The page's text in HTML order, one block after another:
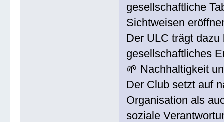
gesellschaftliche
Sichtweisen
Der ULC trägt
gesellschaftliches
🌱 Nachhaltigkeit
Der Club setzt auf
Organisation als
soziale